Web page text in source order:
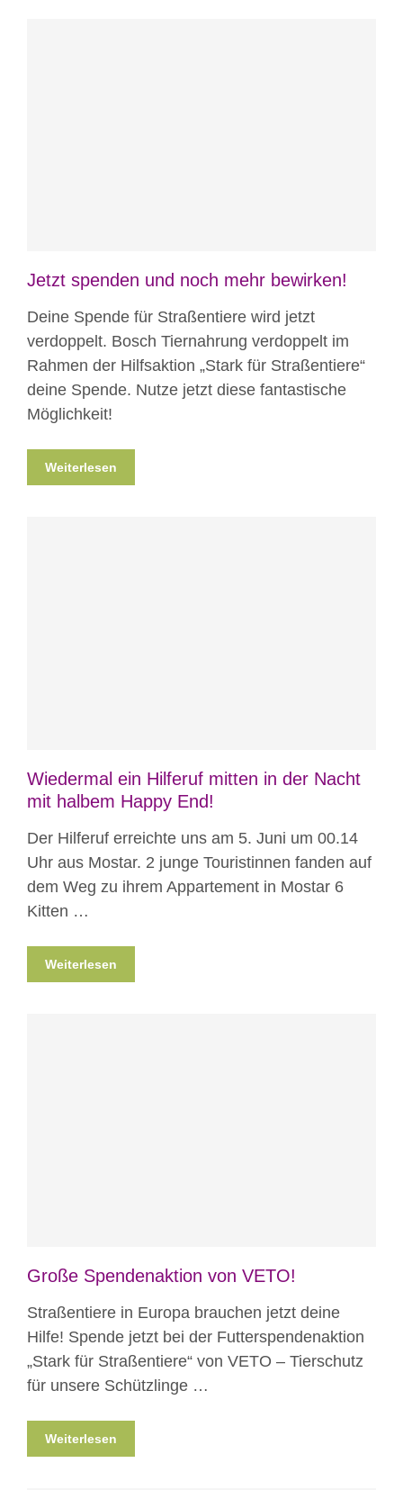
Jetzt spenden und noch mehr bewirken!
Deine Spende für Straßentiere wird jetzt
verdoppelt. Bosch Tiernahrung verdoppelt im
Rahmen der Hilfsaktion „Stark für Straßentiere“
deine Spende. ⁠Nutze jetzt diese fantastische
Möglichkeit!
Weiterlesen
Wiedermal ein Hilferuf mitten in der Nacht
mit halbem Happy End!
Der Hilferuf erreichte uns am 5. Juni um 00.14
Uhr aus Mostar. 2 junge Touristinnen fanden auf
dem Weg zu ihrem Appartement in Mostar 6
Kitten …
Weiterlesen
Große Spendenaktion von VETO!
Straßentiere in Europa brauchen jetzt deine
Hilfe! Spende jetzt bei der Futterspendenaktion
„Stark für Straßentiere“ von VETO – Tierschutz
für unsere Schützlinge …
Weiterlesen